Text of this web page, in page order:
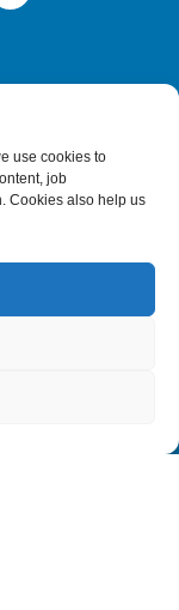
use cookies to
job
Cookies also help us